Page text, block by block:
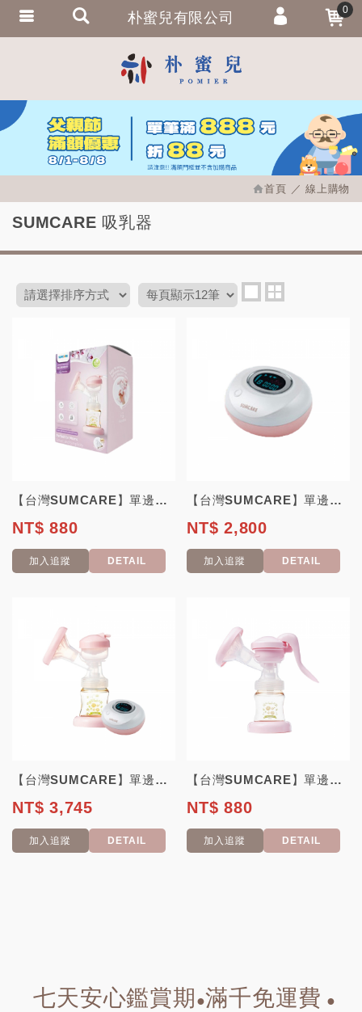
首頁 線上購物
SUMCARE 吸乳器
【台灣SUMCARE】單邊電動吸乳器配件包
NT$ 880
加入追蹤 DETAIL
【台灣SUMCARE】單邊電動吸乳器(不含手動機台)
NT$ 2,800
加入追蹤 DETAIL
【台灣SUMCARE】單邊電動吸乳器 基礎組
NT$ 3,745
加入追蹤 DETAIL
【台灣SUMCARE】單邊手動吸乳器
NT$ 880
加入追蹤 DETAIL
七天安心鑑賞期 ●滿千免運費 ●
朴蜜兒有限公司 0
會員登入
會員註冊
忘記密碼
訂單查詢
繁體中文